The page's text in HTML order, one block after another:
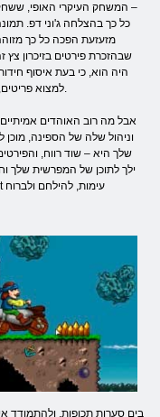
– המשחק העיקרי האופי,
כל כך בהצלחה ג'וני דפ.
מזעזעת הפכה כל כך
שבהזכרת פירטים בזיכרון צץ
היה הוא, כי בעת איסוף
למצוא פריטים, דמיון ושוני, תוכל לפגוש אותו לעתים קרובות בתמונה.
אבל מה רוב האוהדים
וניהול שלה של הספינה,
שלך היא – שוד רווח,
ילך לתוכן של המפרשית שלך
בים סערות תכופות, ולהתמודד